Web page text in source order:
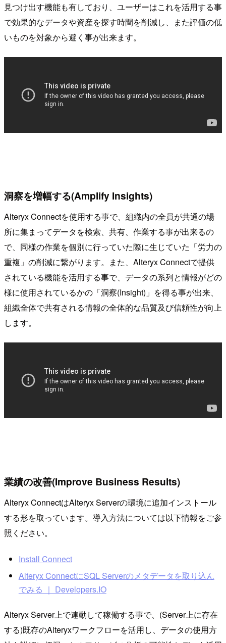
見つけ出す機能も有しており、ユーザーはこれを活用する事
で効果的なデータや資産を探す時間を削減し、また評価の低
いものを対象から避く事が出来ます。
洞察を増幅する(Amplify Insights)
Alteryx Connectを使用する事で、組織内の全員が共通の場
所に集まってデータを検索、共有、作業する事が出来るの
で、同様の作業を個別に行っていた際に生じていた「労力の
重複」の削減に繋がります。また、Alteryx Connectで提供
されている機能を活用する事で、データの系列と情報がどの
様に使用されているかの「洞察(Insight)」を得る事が出来、
組織全体で共有される情報の全体的な品質及び信頼性が向上
します。
業績の改善(Improve Business Results)
Alteryx ConnectはAlteryx Serverの環境に追加インストール
する形を取っています。導入方法については以下情報をご参
照ください。
Install Connect
Alteryx ConnectにSQL Serverのメタデータを取り込ん
でみる ｜ Developers.IO
Alteryx Server上で連動して稼働する事で、(Server上に存在
する)既存のAlteryxワークフローを活用し、データの使用方